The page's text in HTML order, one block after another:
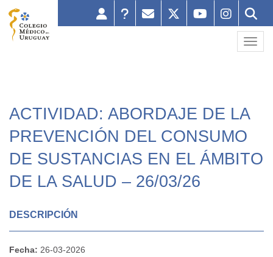
ACTIVIDAD: ABORDAJE DE LA
PREVENCIÓN DEL CONSUMO
DE SUSTANCIAS EN EL ÁMBITO
DE LA SALUD – 26/03/26
DESCRIPCIÓN
Fecha: 26-03-2026